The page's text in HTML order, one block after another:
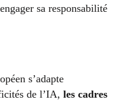
sa responsabilité
s’adapte
de l’IA, les cadres